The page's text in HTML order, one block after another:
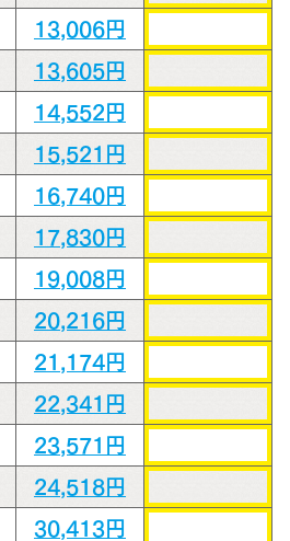
13,006円
13,605円
14,552円
15,521円
16,740円
17,830円
19,008円
20,216円
21,174円
22,341円
23,571円
24,518円
30,413円